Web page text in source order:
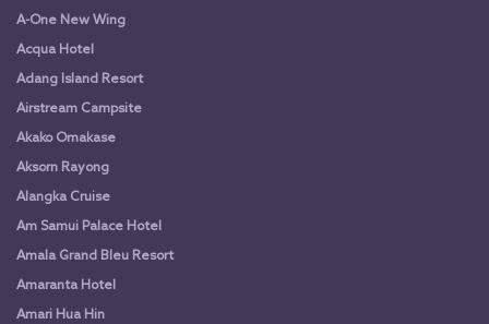
A-One New Wing
Acqua Hotel
Adang Island Resort
Airstream Campsite
Akako Omakase
Aksorn Rayong
Alangka Cruise
Am Samui Palace Hotel
Amala Grand Bleu Resort
Amaranta Hotel
Amari Hua Hin